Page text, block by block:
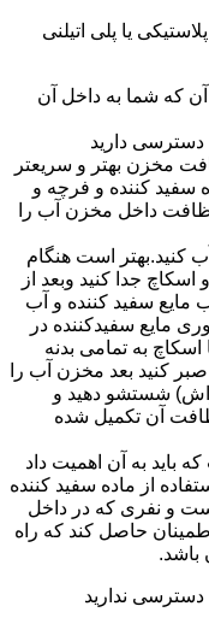
یا پلی اتیلنی
که شما به داخل آن
دارید
مخزن بهتر و سریعتر
سفید کننده و فرچه و
داخل مخزن آب را
کنید.بهتر است هنگام
جدا کنید وبعد از
مایع سفید کننده و آب
مایع سفیدکننده در
اسکاچ به تمامی بدنه
کنید و به مدت ۲ ساعت صبر کنید بعد مخزن آب را
شستشو دهید و
آن تکمیل شده
باید به آن اهمیت داد
از ماده سفید کننده
و نفری که در داخل
حاصل کند که راه
باشد.
ندارید